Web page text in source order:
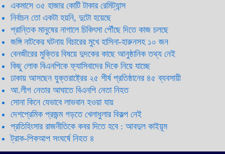
একমাসে ৩৫ হাজার কোটি টাকার রেমিট্যান্স
নির্বাচন তো একটা হয়নি, দুটো হয়েছে
প্রান্তিক মানুষের নাগালে চিকিৎসা পৌঁছে দিতে কাজ চলছে
জঙ্গি নাটকের ঘটনায় বিচারের মুখে হাসিনা-হারুনসহ ১০ জন
বেনজীরের মুক্তির বিষয়ে দুদকের কাছে আনুষ্ঠানিক তথ্য নেই
কিছু লোক বিএনপিকে ফ্যাসিবাদের দিকে নিয়ে যাচ্ছে
ঢাকায় আসছেন যুক্তরাষ্ট্রের ২৫ শীর্ষ প্রতিষ্ঠানের ৪৫ ব্যবসায়ী
আ.লীগ নেতার আঘাতে বিএনপি নেতা নিহত
সোনা কিনে যেভাবে লাভবান হওয়া যায়
দেশপ্রেমিক প্রজন্ম গড়তে খেলাধুলার বিকল্প নেই
প্রতিহিংসার রাজনীতিকে কবর দিতে হবে : আবদুল কাইয়ূম
ট্রাক-পিকআপ সংঘর্ষে নিহত ৪